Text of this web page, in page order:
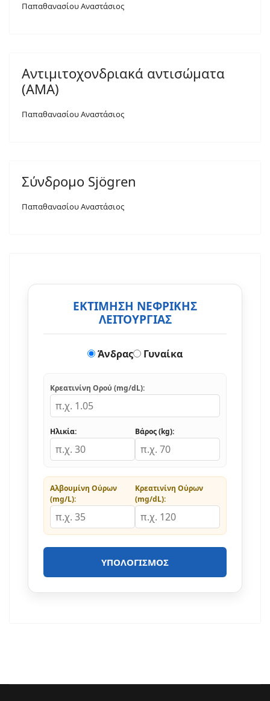
Παπαθανασίου Αναστάσιος
Αντιμιτοχονδριακά αντισώματα
(AMA)
Παπαθανασίου Αναστάσιος
Σύνδρομο Sjögren
Παπαθανασίου Αναστάσιος
ΕΚΤΙΜΗΣΗ ΝΕΦΡΙΚΗΣ
ΛΕΙΤΟΥΡΓΙΑΣ
Άνδρας Γυναίκα
Κρεατινίνη Ορού (mg/dL):
Ηλικία: Βάρος (kg):
Αλβουμίνη Ούρων
(mg/L):
Κρεατινίνη Ούρων
(mg/dL):
ΥΠΟΛΟΓΙΣΜΌΣ